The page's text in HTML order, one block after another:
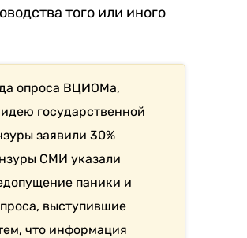
того или иного
опроса ВЦИОМа,
государственной
заявили 30%
СМИ указали
паники и
выступившие
что информация